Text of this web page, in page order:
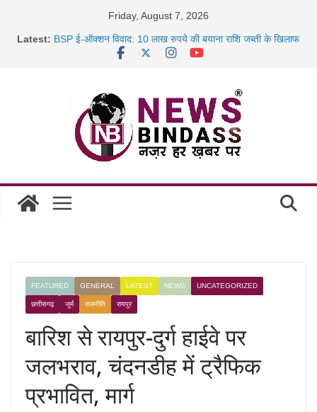
Friday, August 7, 2026
Latest: BSP ई-ऑक्शन विवाद: 10 लाख रुपये की बयाना राशि जब्ती के खिलाफ
साइबर ठगी पर दुर्ग पुलिस का बड़ा एक्शन: 13 म्यूल बैंक खाताधारक
गिरफ्तार
FEATURED GENERAL LATEST NEWS UNCATEGORIZED
छत्तीसगढ़ जुर्म राजनीति रायपुर
बारिश से रायपुर-दुर्ग हाईवे पर
जलभराव, चंदनडीह में ट्रैफिक
प्रभावित, मार्ग